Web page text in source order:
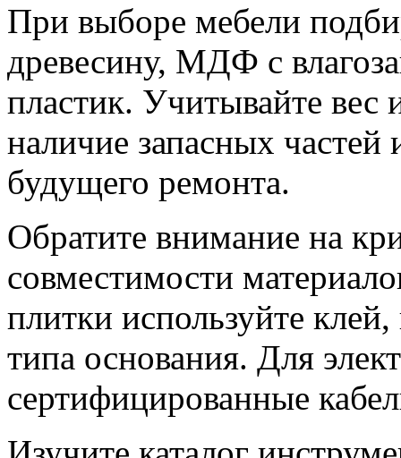
При выборе мебели
древесину, МДФ с
пластик. Учитывайте вес
наличие запасных
будущего ремонта.
Обратите внимание на
совместимости
плитки используйте
типа основания. Для
сертифицированные